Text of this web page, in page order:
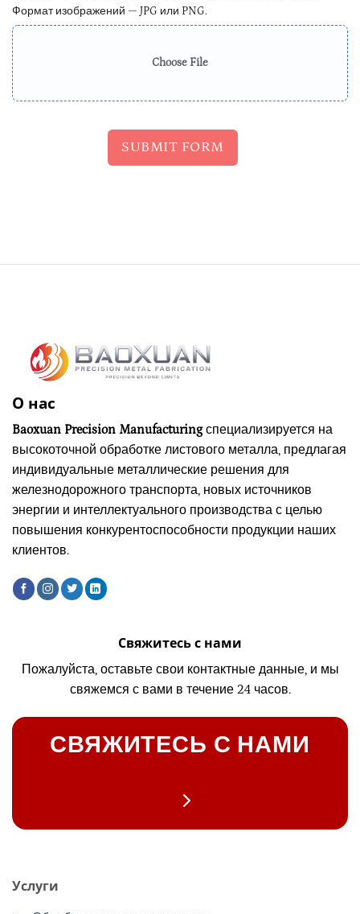
Формат изображений — JPG или PNG.
Choose File
SUBMIT FORM
О нас
Baoxuan Precision Manufacturingспециализируется на
высокоточной обработке листового металла, предлагая
индивидуальные металлические решения для
железнодорожного транспорта, новых источников
энергии и интеллектуального производства с целью
повышения конкурентоспособности продукции наших
клиентов.
Услуги
Свяжитесь с нами
Пожалуйста, оставьте свои контактные данные, и мы
свяжемся с вами в течение 24 часов.
СВЯЖИТЕСЬ С НАМИ